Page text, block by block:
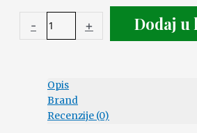
- + Dodaj u
Opis
Brand
Recenzije (0)